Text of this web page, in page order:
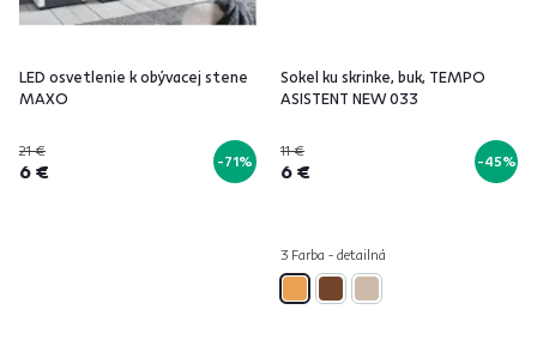
LED osvetlenie k obývacej stene
MAXO
21 €
6 € -71%
Sokel ku skrinke, buk, TEMPO
ASISTENT NEW 033
11 €
6 € -45%
3 Farba - detailná